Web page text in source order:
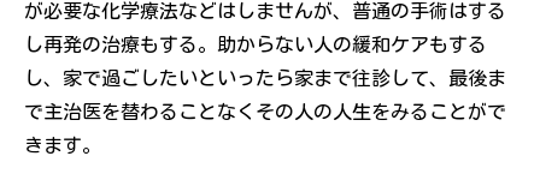
が必要な化学療法などはしませんが、普通の手術はする
し再発の治療もする。助からない人の緩和ケアもする
し、家で過ごしたいといったら家まで往診して、最後ま
で主治医を替わることなくその人の人生をみることがで
きます。